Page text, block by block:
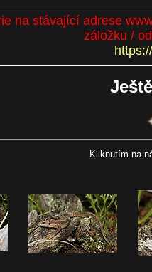
na stávající adrese
záložku /
Kliknutím na